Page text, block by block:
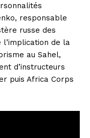
responsable
russe des
de la
au Sahel,
d’instructeurs
puis Africa Corps